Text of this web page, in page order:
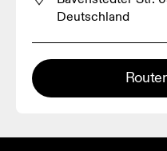
Deutschland